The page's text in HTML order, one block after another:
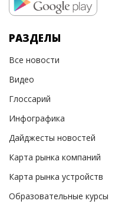
РАЗДЕЛЫ
Все новости
Видео
Глоссарий
Инфографика
Дайджесты новостей
Карта рынка компаний
Карта рынка устройств
Образовательные курсы